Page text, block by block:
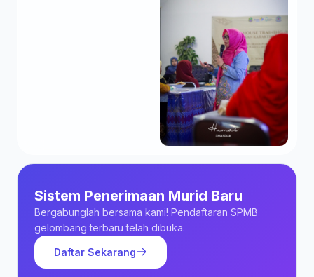
Sistem Penerimaan Murid Baru
Bergabunglah bersama kami! Pendaftaran SPMB
gelombang terbaru telah dibuka.
Daftar Sekarang